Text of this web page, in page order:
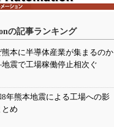
の記事ランキング
熊本に半導体産業が集まるのか
震で工場稼働停止相次ぐ
8年熊本地震による工場への影
め